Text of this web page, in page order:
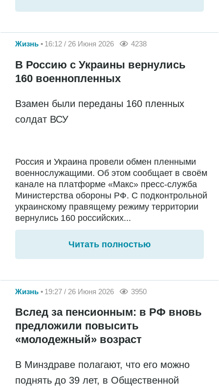
Жизнь 16:12 / 26 Июня 2026 4238
В Россию с Украины вернулись
160 военнопленных
Взамен были переданы 160 пленных
солдат ВСУ
Россия и Украина провели обмен пленными
военнослужащими. Об этом сообщает в своём
канале на платформе «Макс» пресс-служба
Министерства обороны РФ. С подконтрольной
украинскому правящему режиму территории
вернулись 160 российских...
Читать полностью
Жизнь 19:27 / 26 Июня 2026 3950
Вслед за пенсионным: в РФ вновь
предложили повысить
«молодежный» возраст
В Минздраве полагают, что его можно
поднять до 39 лет, в Общественной